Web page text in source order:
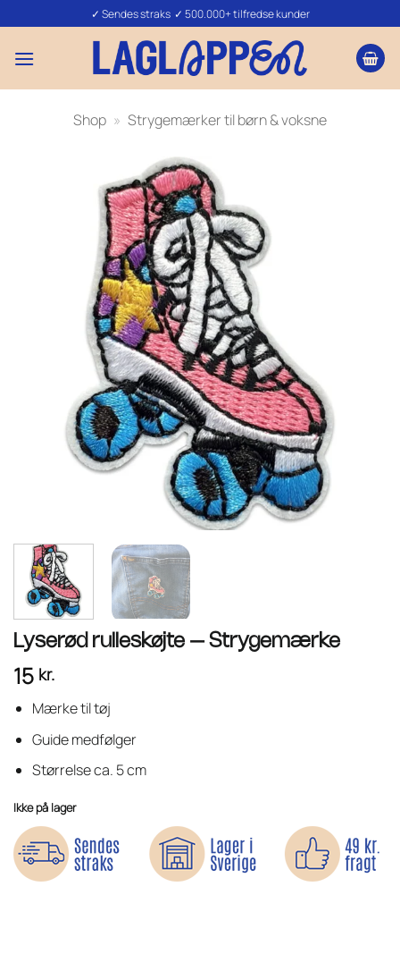
til
indhold
✓ Sendes straks ✓ 500.000+ tilfredse kunder
Shop » Strygemærker til børn & voksne
Lyserød rulleskøjte – Strygemærke
15 kr.
Mærke til tøj
Guide medfølger
Størrelse ca. 5 cm
Ikke på lager